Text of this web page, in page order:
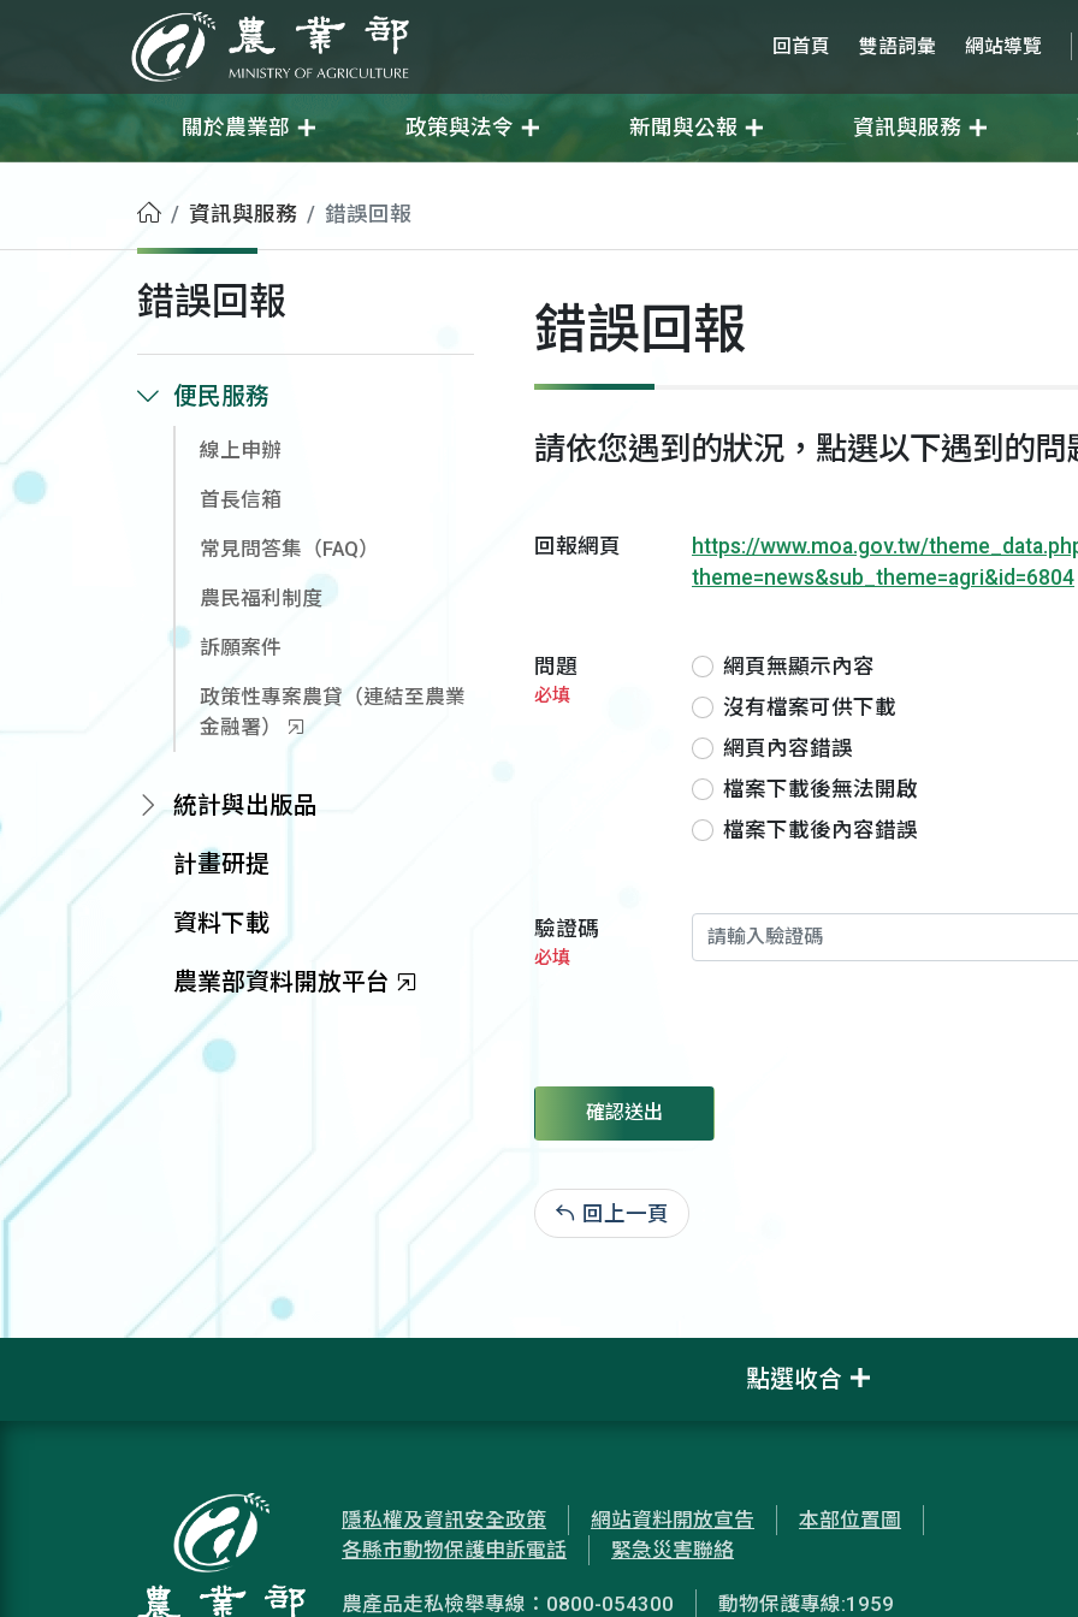
農業部 回首頁 雙語詞彙 網站導覽
關於農業部 政策與法令 新聞與公報 資訊與服務
首頁資訊與服務 錯誤回報
錯誤回報
便民服務
線上申辦
首長信箱
常見問答集（FAQ）
農民福利制度
訴願案件
政策性專案農貸（連結至農業
金融署）
統計與出版品
計畫研提
資料下載
農業部資料開放平台
錯誤回報
請依您遇到的狀況，點選以下遇到的問
回報網頁
https://www.moa.gov.tw/
theme=news&sub_theme=agri&id=6804
問題
必填
網頁無顯示內容
沒有檔案可供下載
網頁內容錯誤
檔案下載後無法開啟
檔案下載後內容錯誤
驗證碼
必填
確認送出
回上一頁
點選收合
隱私權及資訊安全政策 網站資料開放宣告
本部位置圖
各縣市動物保護申訴電話
緊急災害聯絡
農產品走私檢舉專線：0800-054300 動物保護專線:1959